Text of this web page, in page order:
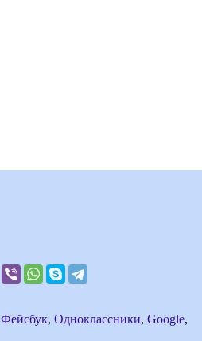
Фейсбук, Одноклассники, Google,